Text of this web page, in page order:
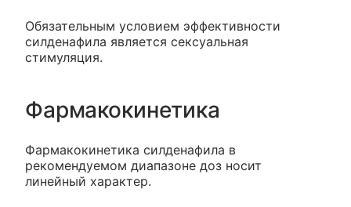
Обязательным условием эффективности
силденафила является сексуальная
стимуляция.
Фармакокинетика
Фармакокинетика силденафила в
рекомендуемом диапазоне доз носит
линейный характер.